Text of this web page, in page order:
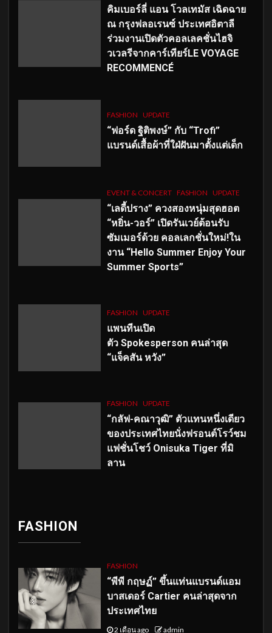
คิมเบอร์ลี่ แอน โวลเทมัส เฉิดฉาย
ณ กรุงฟลอเรนซ์ ประเทศอิตาลี
ร่วมงานเปิดตัวคอลเลคชั่นไฮจิ
วเวลรีจากคาร์เทียร์LE VOYAGE
RECOMMENCÉ
FASHION UPDATE
“ฟอร์ด ฐิติพงษ์” กับ “Trofi”
แบรนด์เสื้อผ้าที่ใฝ่ฝันมาตั้งแต่เด็ก
EVENT & CONCERT FASHION UPDATE
“เลดี้ปราง” ควงสองหนุ่มสุดฮอต
“หยิ่น-วอร์” เปิดรันเวย์ต้อนรับ
ซัมเมอร์ด้วย คอลเลกชั่นใหม่!ใน
งาน “Hello Summer Enjoy Your
Summer Sports”
FASHION UPDATE
แพนทีนเปิด
ตัว Spokesperson คนล่าสุด
“แจ็คสัน หวัง”
FASHION UPDATE
“กลัฟ-คณาวุฒิ” ตัวแทนหนึ่งเดียว
ของประเทศไทยนั่งฟรอนต์โรว์ชม
แฟชั่นโชว์ Onisuka Tiger ที่มิ
ลาน
FASHION
FASHION
“พีพี กฤษฏ์” ขึ้นแท่นแบรนด์แอม
บาสเดอร์ Cartier คนล่าสุดจาก
ประเทศไทย
2 เดือน ago admin